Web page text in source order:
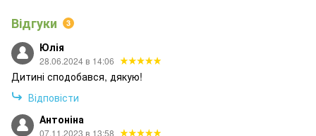
Відгуки 3
Юлія
28.06.2024 в 14:06
Дитині сподобався, дякую!
Відповісти
Антоніна
07.11.2023 в 13:58